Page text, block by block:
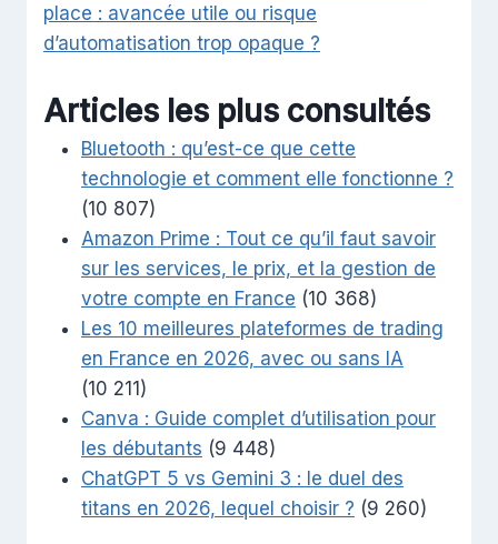
place : avancée utile ou risque
d’automatisation trop opaque ?
Articles les plus consultés
Bluetooth : qu’est-ce que cette
technologie et comment elle fonctionne ?
(10 807)
Amazon Prime : Tout ce qu’il faut savoir
sur les services, le prix, et la gestion de
votre compte en France (10 368)
Les 10 meilleures plateformes de trading
en France en 2026, avec ou sans IA
(10 211)
Canva : Guide complet d’utilisation pour
les débutants (9 448)
ChatGPT 5 vs Gemini 3 : le duel des
titans en 2026, lequel choisir ? (9 260)